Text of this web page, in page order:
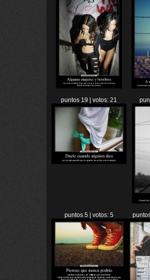
puntos 19 | votos: 21
puntos 5 | votos: 5